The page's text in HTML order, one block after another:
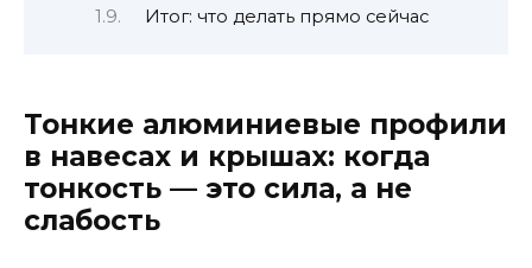
Итог: что делать прямо сейчас
Тонкие алюминиевые профили
в навесах и крышах: когда
тонкость — это сила, а не
слабость